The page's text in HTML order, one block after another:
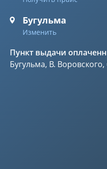
Бугульма
Изменить
Пункт выдачи
Бугульма, В. Воровского,